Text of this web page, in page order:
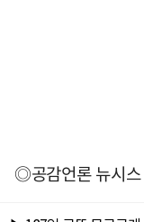
◎공감언론 뉴시스